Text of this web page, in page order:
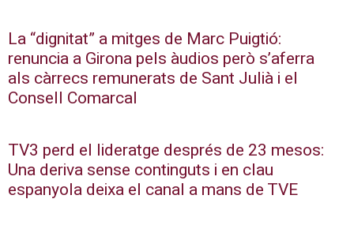
La “dignitat” a mitges de Marc Puigtió:
renuncia a Girona pels àudios però s’aferra
als càrrecs remunerats de Sant Julià i el
Consell Comarcal
TV3 perd el lideratge després de 23 mesos:
Una deriva sense continguts i en clau
espanyola deixa el canal a mans de TVE